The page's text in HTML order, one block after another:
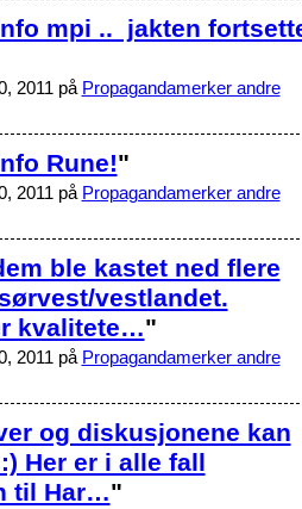
mpi .. jakten
2011 på Propagandamerker andre
Rune!"
2011 på Propagandamerker andre
ble kastet ned flere
vestlandet.
kvalitete…"
2011 på Propagandamerker andre
og diskusjonene kan
Her er i alle fall
til Har…"